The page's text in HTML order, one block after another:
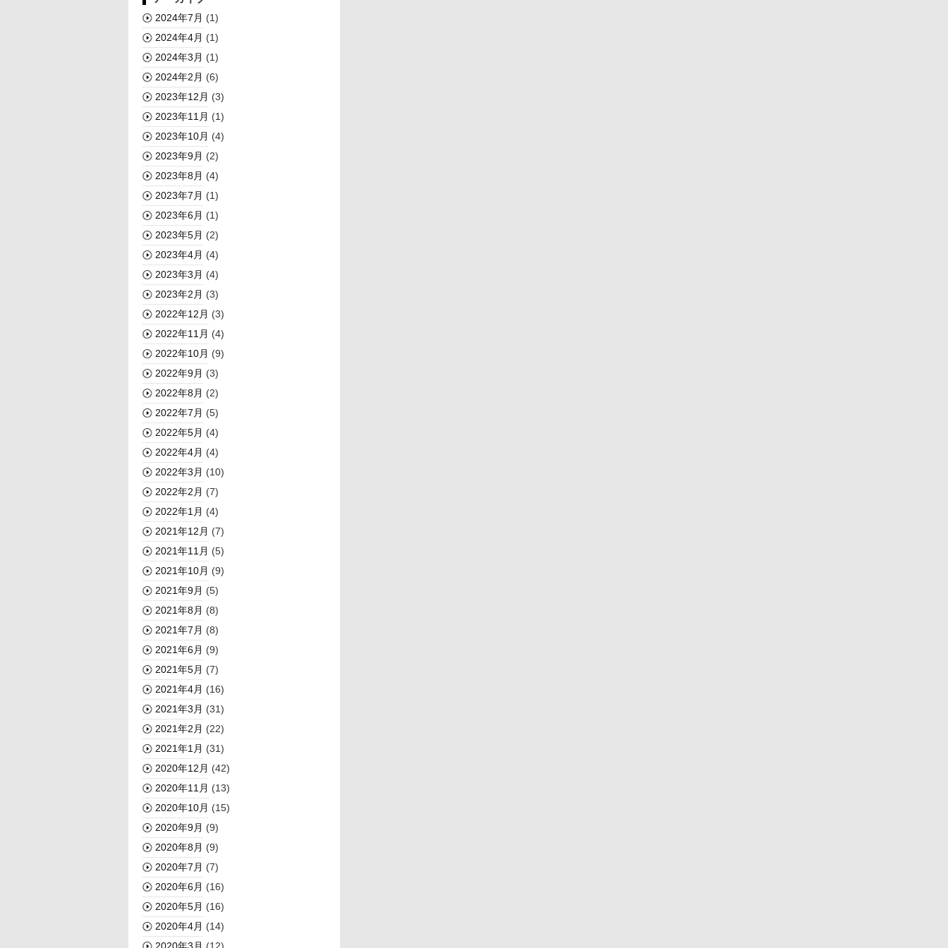
2024年7月 (1)
2024年4月 (1)
2024年3月 (1)
2024年2月 (6)
2023年12月 (3)
2023年11月 (1)
2023年10月 (4)
2023年9月 (2)
2023年8月 (4)
2023年7月 (1)
2023年6月 (1)
2023年5月 (2)
2023年4月 (4)
2023年3月 (4)
2023年2月 (3)
2022年12月 (3)
2022年11月 (4)
2022年10月 (9)
2022年9月 (3)
2022年8月 (2)
2022年7月 (5)
2022年5月 (4)
2022年4月 (4)
2022年3月 (10)
2022年2月 (7)
2022年1月 (4)
2021年12月 (7)
2021年11月 (5)
2021年10月 (9)
2021年9月 (5)
2021年8月 (8)
2021年7月 (8)
2021年6月 (9)
2021年5月 (7)
2021年4月 (16)
2021年3月 (31)
2021年2月 (22)
2021年1月 (31)
2020年12月 (42)
2020年11月 (13)
2020年10月 (15)
2020年9月 (9)
2020年8月 (9)
2020年7月 (7)
2020年6月 (16)
2020年5月 (16)
2020年4月 (14)